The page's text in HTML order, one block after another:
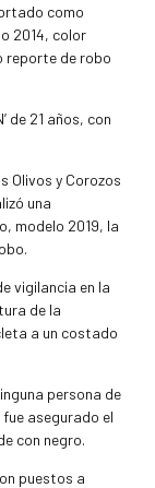
como
2014, color
reporte de robo
de 21 años, con
Olivos y Corozos
una
modelo 2019, la
vigilancia en la
de la
a un costado
persona de
asegurado el
con negro.
puestos a